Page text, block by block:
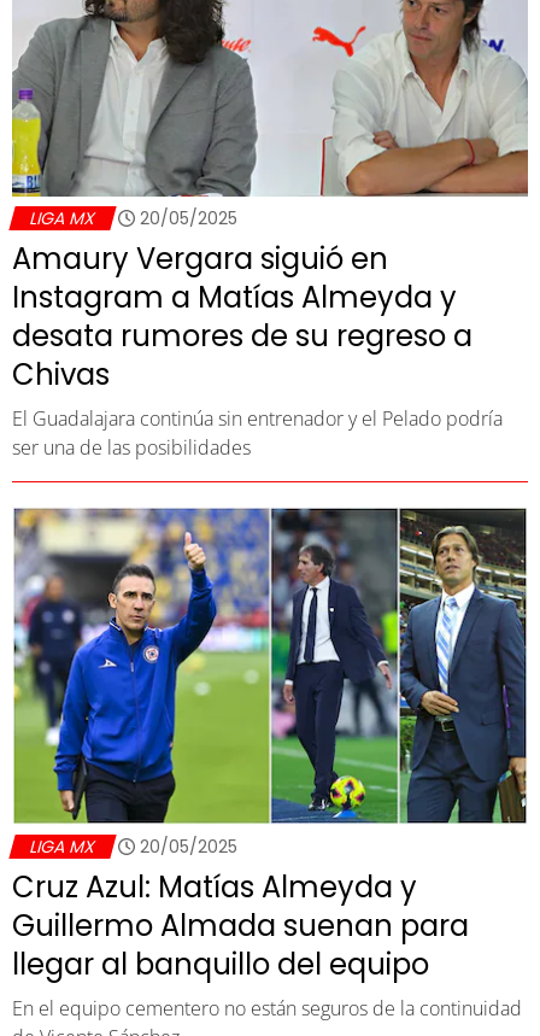
LIGA MX 20/05/2025
Amaury Vergara siguió en
Instagram a Matías Almeyda y
desata rumores de su regreso a
Chivas
El Guadalajara continúa sin entrenador y el Pelado podría
ser una de las posibilidades
LIGA MX 20/05/2025
Cruz Azul: Matías Almeyda y
Guillermo Almada suenan para
llegar al banquillo del equipo
En el equipo cementero no están seguros de la continuidad